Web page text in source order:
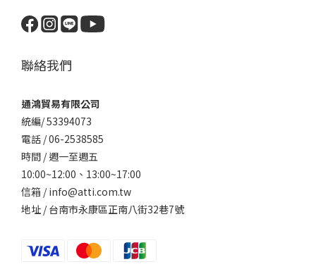
聯絡我們
通鴻貿易有限公司
統編/ 53394073
電話 / 06-2538585
時間 / 週一至週五
10:00~12:00、 13:00~17:00
信箱 / info@atti.com.tw
地址 / 台南市永康區正南八街32巷7號